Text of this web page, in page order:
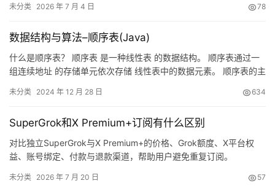
未分类 2026 年 7 月 4 日 78
数据结构与算法–顺序表(Java)
什么是顺序表？ 顺序表 是一种线性表 的数据结构。 顺序表通过一
组连续地址 的存储单元依次存储 线性表中的数据元素。 顺序表的主
中的任意元素，通过元素的位置序号可以在 O(1) 的时间复杂度内直
表的中间位置插入一个元素，需要移动大量后续元…
未分类 2024 年 12 月 28 日 634
SuperGrok和X Premium+订阅有什么区别
对比独立SuperGrok与X Premium+的价格、Grok额度、X平台权
益、账号绑定、付款与退款渠道，帮助用户避免重复订阅。
未分类 2026 年 7 月 20 日 57